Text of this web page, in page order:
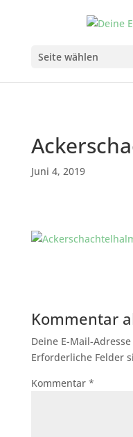
Seite wählen
Juni 4, 2019
Kommentar
Deine E-Mail-
Erforderliche Felder
Kommentar *